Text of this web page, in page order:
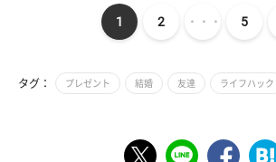
1 2 ・・・ 5
タグ： プレゼント 結婚 友達 ライフハック